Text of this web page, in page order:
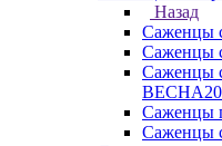
Назад
Саженцы
Саженцы
Саженцы
Саженцы
Саженцы